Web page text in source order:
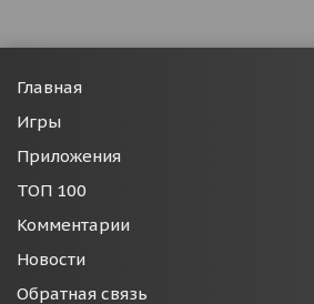
Главная
Игры
Приложения
ТОП 100
Комментарии
Новости
Обратная связь